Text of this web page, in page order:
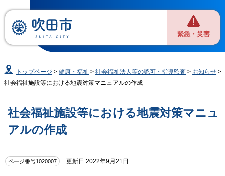
緊急・災害
トップページ >健康・福祉 >社会福祉法人等の認可・指導監査 > お知らせ >
社会福祉施設等における地震対策マニュアルの作成
社会福祉施設等における地震対策マニュ
アルの作成
ページ番号1020007 更新日 2022年9月21日